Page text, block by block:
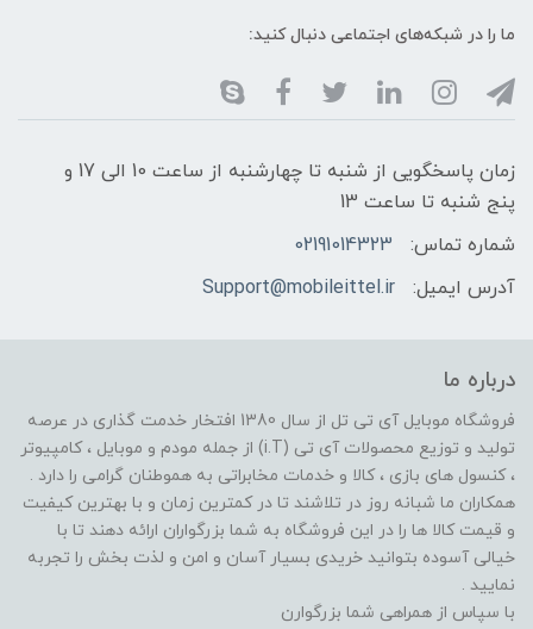
ما را در شبکه‌های اجتماعی دنبال کنید:
زمان پاسخگویی از شنبه تا چهارشنبه از ساعت 10 الی 17 و
پنج شنبه تا ساعت 13
شماره تماس:
02191014323
آدرس ایمیل:
Support@mobileittel.ir
درباره ما
فروشگاه موبایل آی تی تل از سال 1380 افتخار خدمت گذاری در عرصه
تولید و توزیع محصولات آی تی (i.T) از جمله مودم و موبایل ، کامپیوتر
، کنسول های بازی ، کالا و خدمات مخابراتی به هموطنان گرامی را دارد .
همکاران ما شبانه روز در تلاشند تا در کمترین زمان و با بهترین کیفیت
و قیمت کالا ها را در این فروشگاه به شما بزرگواران ارائه دهند تا با
خیالی آسوده بتوانید خریدی بسیار آسان و امن و لذت بخش را تجربه
نمایید .
با سپاس از همراهی شما بزرگوارن